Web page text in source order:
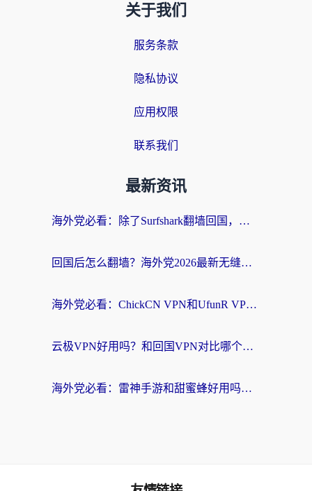
关于我们
服务条款
隐私协议
应用权限
联系我们
最新资讯
海外党必看：除了Surfshark翻墙回国，这些加速器选择技巧你真的懂吗？
回国后怎么翻墙？海外党2026最新无缝访问国内资源全攻略（附对比实测）
海外党必看：ChickCN VPN和UfunR VPN对比哪个回国效果更好？附实用选择指南
云极VPN好用吗？和回国VPN对比哪个回国效果更好？海外党亲测避坑指南
海外党必看：雷神手游和甜蜜蜂好用吗？3步选对回国加速器无缝刷国内资源